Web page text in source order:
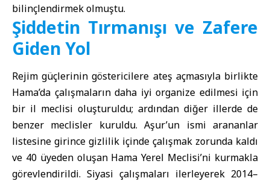
bilinçlendirmek olmuştu.
Şiddetin Tırmanışı ve Zafere
Giden Yol
Rejim güçlerinin göstericilere ateş açmasıyla birlikte
Hama’da çalışmaların daha iyi organize edilmesi için
bir il meclisi oluşturuldu; ardından diğer illerde de
benzer meclisler kuruldu. Aşur’un ismi arananlar
listesine girince gizlilik içinde çalışmak zorunda kaldı
ve 40 üyeden oluşan Hama Yerel Meclisi’ni kurmakla
görevlendirildi. Siyasi çalışmaları ilerleyerek 2014–